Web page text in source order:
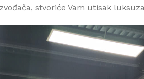
stvoriće Vam utisak